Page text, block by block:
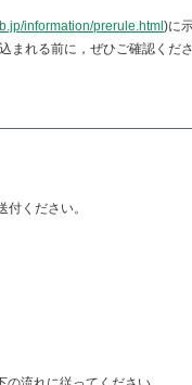
information/prerule.html )に
まれる前に，ぜひご確認くださ
ください。